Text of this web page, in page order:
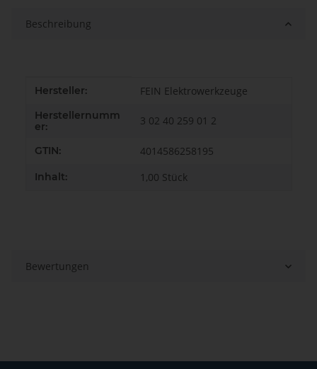
Beschreibung
Produkteigenschaft
Wert
Hersteller: FEIN Elektrowerkzeuge
Herstellernumm
er:
3 02 40 259 01 2
GTIN: 4014586258195
Inhalt: 1,00 Stück
Bewertungen